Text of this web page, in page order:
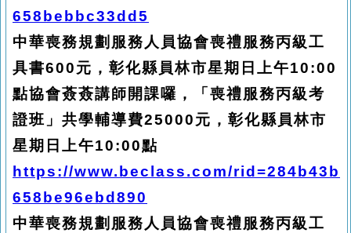
658bebbc33dd5
中華喪務規劃服務人員協會喪禮服務丙級工
具書600元，彰化縣員林市星期日上午10:00
點協會薟薟講師開課囉，「喪禮服務丙級考
證班」共學輔導費25000元，彰化縣員林市
星期日上午10:00點
https://www.beclass.com/rid=284b43b
658be96ebd890
中華喪務規劃服務人員協會喪禮服務丙級工